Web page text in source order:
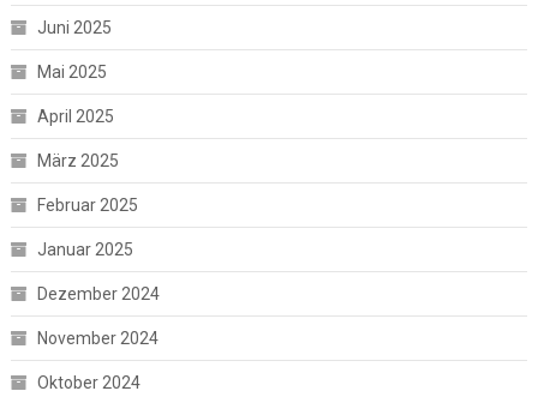
Juni 2025
Mai 2025
April 2025
März 2025
Februar 2025
Januar 2025
Dezember 2024
November 2024
Oktober 2024